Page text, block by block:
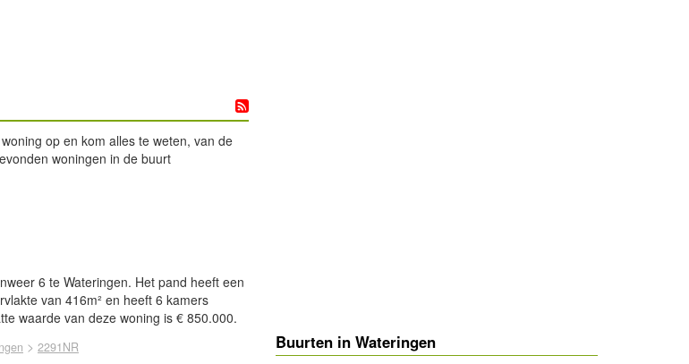
op en kom alles te weten, van de
woningen in de buurt
6 te Wateringen. Het pand heeft een
van 416m² en heeft 6 kamers
waarde van deze woning is € 850.000.
> 2291NR Buurten in Wateringen